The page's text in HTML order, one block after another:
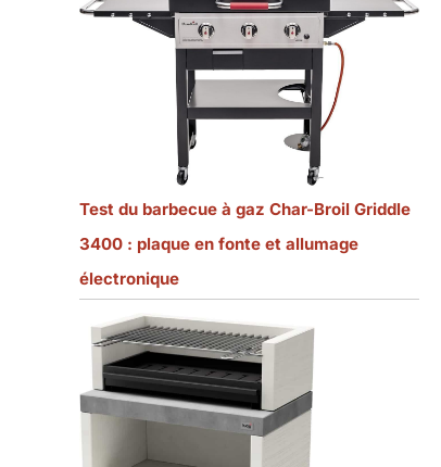
Test du barbecue à gaz Char-Broil Griddle
3400 : plaque en fonte et allumage
électronique